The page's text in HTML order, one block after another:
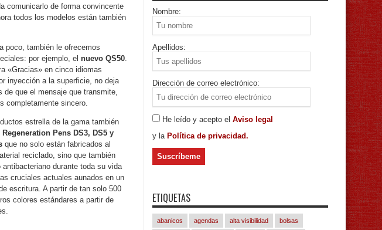
comunicarlo de forma convincente
todos los modelos están también
poco, también le ofrecemos
por ejemplo, el nuevo QS50.
«Gracias» en cinco idiomas
inyección a la superficie, no deja
de que el mensaje que transmite,
completamente sincero.
estrella de la gama también
Regeneration Pens DS3, DS5 y
que no solo están fabricados al
reciclado, sino que también
antibacteriano durante toda su vida
cruciales actuales aunados en un
escritura. A partir de tan solo 500
colores estándares a partir de
Nombre:
Apellidos:
Dirección de correo electrónico:
He leído y acepto el Aviso legal
y la Política de privacidad.
ETIQUETAS
abanicos agendas alta visibilidad bolsas